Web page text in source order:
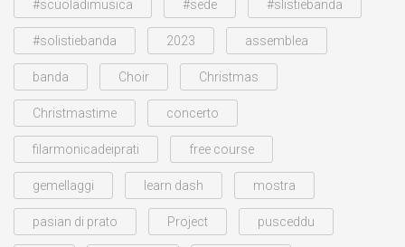
#scuoladimusica #sede #slistiebanda
#solistiebanda 2023 assemblea
banda Choir Christmas
Christmastime concerto
filarmonicadeiprati free course
gemellaggi learn dash mostra
pasian di prato Project pusceddu